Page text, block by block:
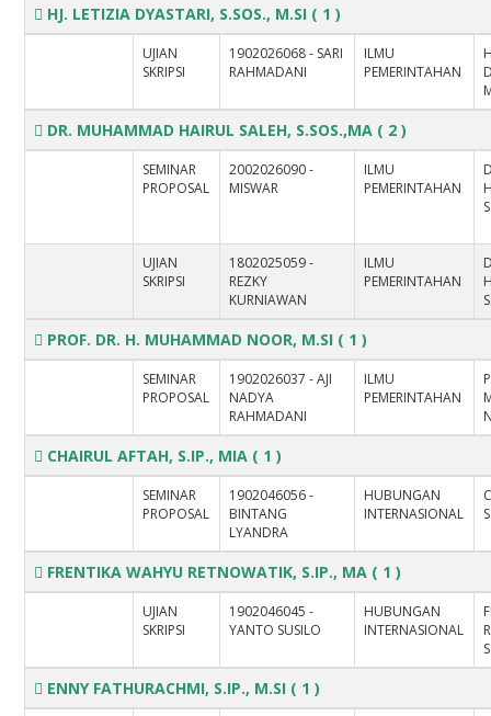
HJ. LETIZIA DYASTARI, S.SOS., M.SI ( 1 )
UJIAN
SKRIPSI
1902026068 - SARI
RAHMADANI
ILMU
PEMERINTAHAN
DR. MUHAMMAD HAIRUL SALEH, S.SOS.,MA ( 2 )
SEMINAR
PROPOSAL
2002026090 -
MISWAR
ILMU
PEMERINTAHAN
UJIAN
SKRIPSI
1802025059 -
REZKY
KURNIAWAN
ILMU
PEMERINTAHAN
PROF. DR. H. MUHAMMAD NOOR, M.SI ( 1 )
SEMINAR
PROPOSAL
1902026037 - AJI
NADYA
RAHMADANI
ILMU
PEMERINTAHAN
CHAIRUL AFTAH, S.IP., MIA ( 1 )
SEMINAR
PROPOSAL
1902046056 -
BINTANG
LYANDRA
HUBUNGAN
INTERNASIONAL
FRENTIKA WAHYU RETNOWATIK, S.IP., MA ( 1 )
UJIAN
SKRIPSI
1902046045 -
YANTO SUSILO
HUBUNGAN
INTERNASIONAL
ENNY FATHURACHMI, S.IP., M.SI ( 1 )